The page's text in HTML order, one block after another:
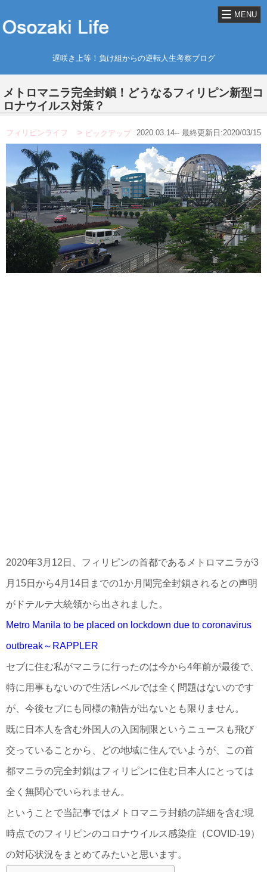
MENU
遅咲き上等！負け組からの逆転人生考察ブログ
メトロマニラ完全封鎖！どうなるフィリピン新型コ
ロナウイルス対策？
フィリピンライフ ピックアップ 2020.03.14-- 最終更新日:2020/03/15
2020年3月12日、フィリピンの首都であるメトロマニラが3
月15日から4月14日までの1か月間完全封鎖されるとの声明
がドテルテ大統領から出されました。
Metro Manila to be placed on lockdown due to coronavirus
outbreak～RAPPLER
セブに住む私がマニラに行ったのは今から4年前が最後で、
特に用事もないので生活レベルでは全く問題はないのです
が、今後セブにも同様の勧告が出ないとも限りません。
既に日本人を含む外国人の入国制限というニュースも飛び
交っていることから、どの地域に住んでいようが、この首
都マニラの完全封鎖はフィリピンに住む日本人にとっては
全く無関心でいられません。
ということで当記事ではメトロマニラ封鎖の詳細を含む現
時点でのフィリピンのコロナウイルス感染症（COVID-19）
の対応状況をまとめてみたいと思います。